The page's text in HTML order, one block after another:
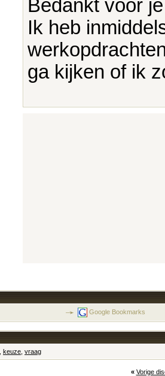
Bedankt voor
Ik heb
ga kijken of ik
Google Bookmarks
keuze vraag
« Vorige